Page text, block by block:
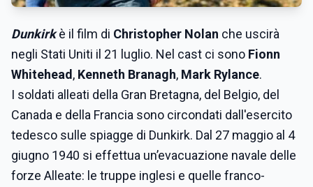
Dunkirkè il film di Christopher Nolan che uscirà
negli Stati Uniti il 21 luglio. Nel cast ci sono Fionn
Whitehead , Kenneth Branagh, Mark Rylance.
I soldati alleati della Gran Bretagna, del Belgio, del
Canada e della Francia sono circondati dall'esercito
tedesco sulle spiagge di Dunkirk. Dal 27 maggio al 4
giugno 1940 si effettua un’evacuazione navale delle
forze Alleate: le truppe inglesi e quelle franco-